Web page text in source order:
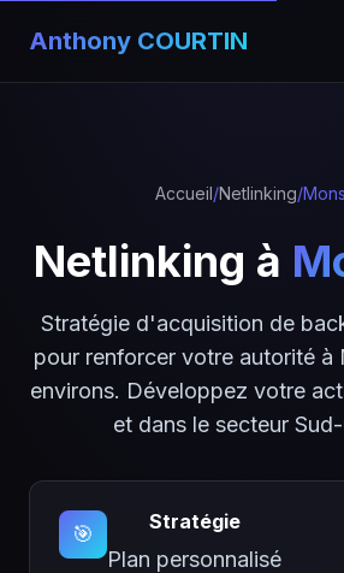
Anthony COURTIN
Accueil/Netlinking/
Netlinking à
Stratégie d'acquisition de
pour renforcer votre autorité à
environs. Développez votre
et dans le secteur
🎯 Stratégie
Plan personnalisé